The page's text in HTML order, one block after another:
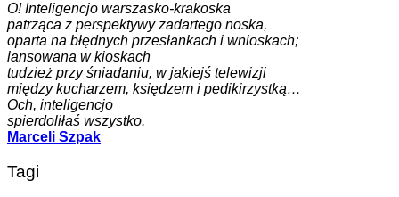
O! Inteligencjo warszasko-krakoska
patrząca z perspektywy zadartego noska,
oparta na błędnych przesłankach i wnioskach;
lansowana w kioskach
tudzież przy śniadaniu, w jakiejś telewizji
między kucharzem, księdzem i pedikirzystką…
Och, inteligencjo
spierdoliłaś wszystko.
Marceli Szpak
Tagi